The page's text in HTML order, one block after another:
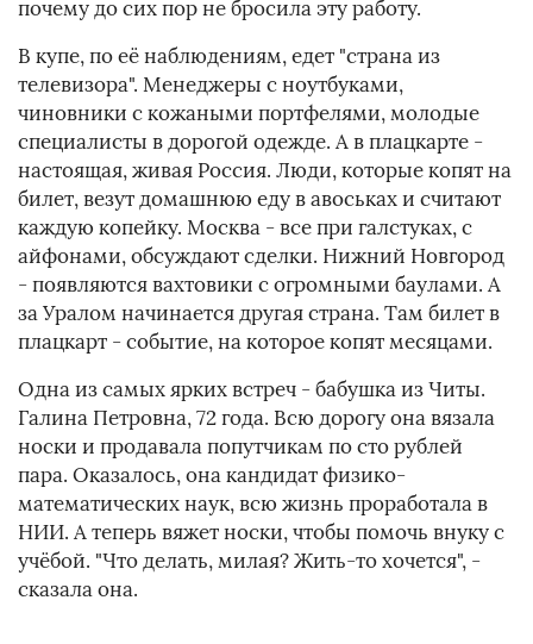
почему до сих пор не бросила эту работу.
В купе, по её наблюдениям, едет "страна из
телевизора". Менеджеры с ноутбуками,
чиновники с кожаными портфелями, молодые
специалисты в дорогой одежде. А в плацкарте -
настоящая, живая Россия. Люди, которые копят на
билет, везут домашнюю еду в авоськах и считают
каждую копейку. Москва - все при галстуках, с
айфонами, обсуждают сделки. Нижний Новгород
- появляются вахтовики с огромными баулами. А
за Уралом начинается другая страна. Там билет в
плацкарт - событие, на которое копят месяцами.
Одна из самых ярких встреч - бабушка из Читы.
Галина Петровна, 72 года. Всю дорогу она вязала
носки и продавала попутчикам по сто рублей
пара. Оказалось, она кандидат физико-
математических наук, всю жизнь проработала в
НИИ. А теперь вяжет носки, чтобы помочь внуку с
учёбой. "Что делать, милая? Жить-то хочется", -
сказала она.